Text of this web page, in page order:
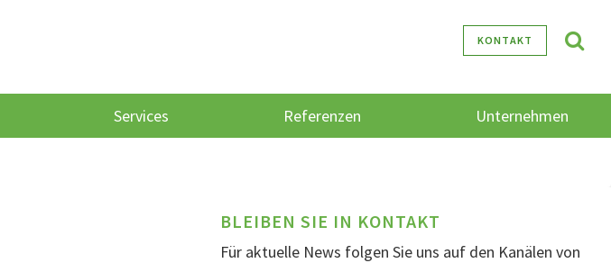
KONTAKT
Services Referenzen Unternehmen
BLEIBEN SIE IN KONTAKT
Für aktuelle News folgen Sie uns auf den Kanälen von